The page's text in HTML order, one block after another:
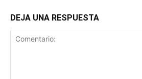
DEJA UNA RESPUESTA